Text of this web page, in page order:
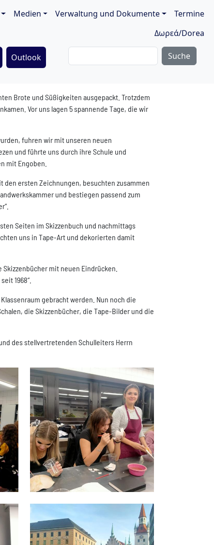
Medien Verwaltung und Dokumente
Termine
Δωρεά/Dorea
Outlook
Brote und Süßigkeiten ausgepackt. Trotzdem
Vor uns lagen 5 spannende Tage, die wir
fuhren wir mit unseren neuen
und führte uns durch ihre Schule und
mit Engoben.
den ersten Zeichnungen, besuchten zusammen
und bestiegen passend zum
Seiten im Skizzenbuch und nachmittags
uns in Tape-Art und dekorierten damit
mit neuen Eindrücken.
1968“.
gebracht werden. Nun noch die
die Skizzenbücher, die Tape-Bilder und die
des stellvertretenden Schulleiters Herrn